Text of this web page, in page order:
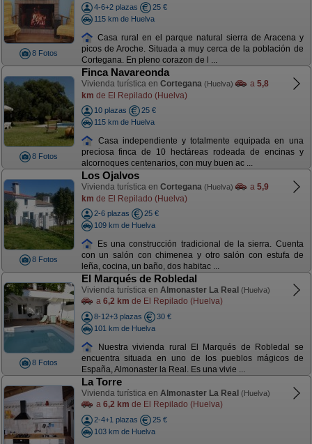
8 Fotos
4-6+2 plazas
25 €
115 km de Huelva
Casa rural en el parque natural sierra de Aracena y
picos de Aroche. Situada a muy cerca de la población de
Cortegana. En pleno corazon de l ...
8 Fotos
Finca Navareonda
Vivienda turística en Cortegana (Huelva) a 5,8
km de El Repilado (Huelva)
10 plazas
25 €
115 km de Huelva
Casa independiente y totalmente equipada en una
preciosa finca de 10 hectáreas rodeada de encinas y
alcornoques centenarios, con muy buen ac ...
8 Fotos
Los Ojalvos
Vivienda turística en Cortegana (Huelva) a 5,9
km de El Repilado (Huelva)
2-6 plazas
25 €
109 km de Huelva
Es una construcción tradicional de la sierra. Cuenta
con un salón con chimenea y otro salón con estufa de
leña, cocina, un baño, dos habitac ...
8 Fotos
El Marqués de Robledal
Vivienda turística en Almonaster La Real (Huelva)
a 6,2 km de El Repilado (Huelva)
8-12+3 plazas
30 €
101 km de Huelva
Nuestra vivienda rural El Marqués de Robledal se
encuentra situada en uno de los pueblos mágicos de
España, Almonaster la Real. Es una vivie ...
La Torre
Vivienda turística en Almonaster La Real (Huelva)
a 6,2 km de El Repilado (Huelva)
2-4+1 plazas
25 €
103 km de Huelva